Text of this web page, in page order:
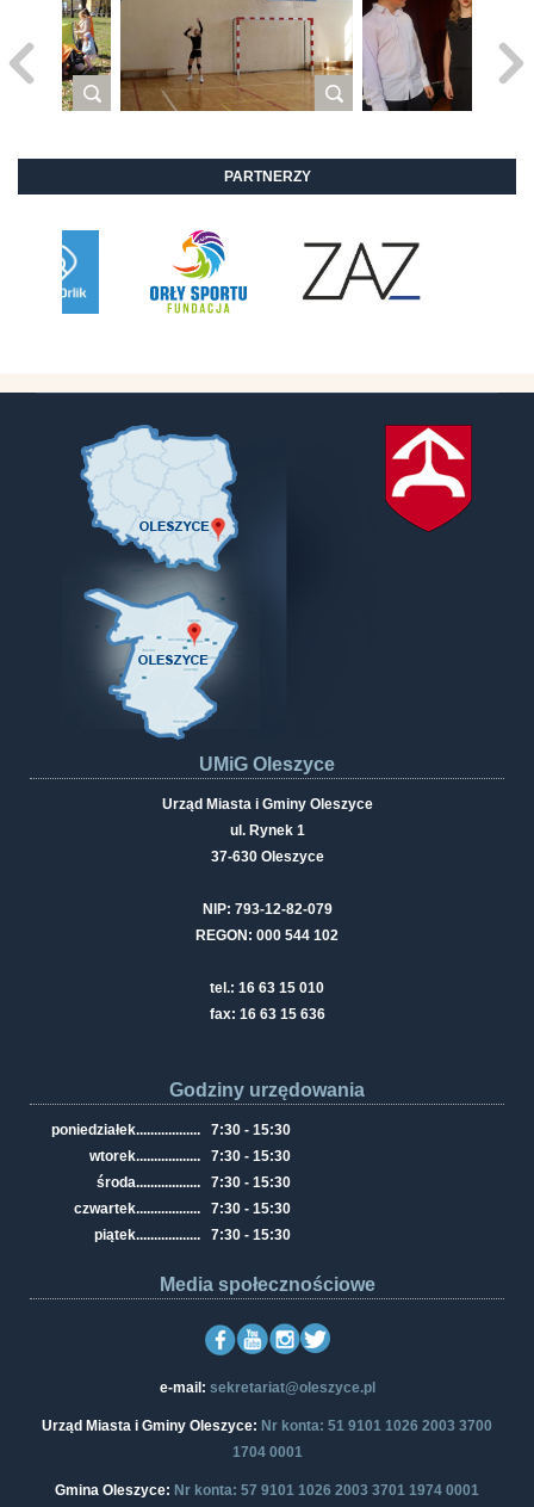
PARTNERZY
UMiG Oleszyce
Urząd Miasta i Gminy Oleszyce
ul. Rynek 1
37-630 Oleszyce
NIP: 793-12-82-079
REGON: 000 544 102
tel.: 16 63 15 010
fax: 16 63 15 636
Godziny urzędowania
poniedziałek..................
7:30 - 15:30
wtorek..................
7:30 - 15:30
środa..................
7:30 - 15:30
czwartek..................
7:30 - 15:30
piątek.................. 7:30 - 15:30
Media społecznościowe
e-mail: sekretariat@oleszyce.pl
Urząd Miasta i Gminy Oleszyce: Nr konta: 51 9101 1026 2003 3700
1704 0001
Gmina Oleszyce: Nr konta: 57 9101 1026 2003 3701 1974 0001